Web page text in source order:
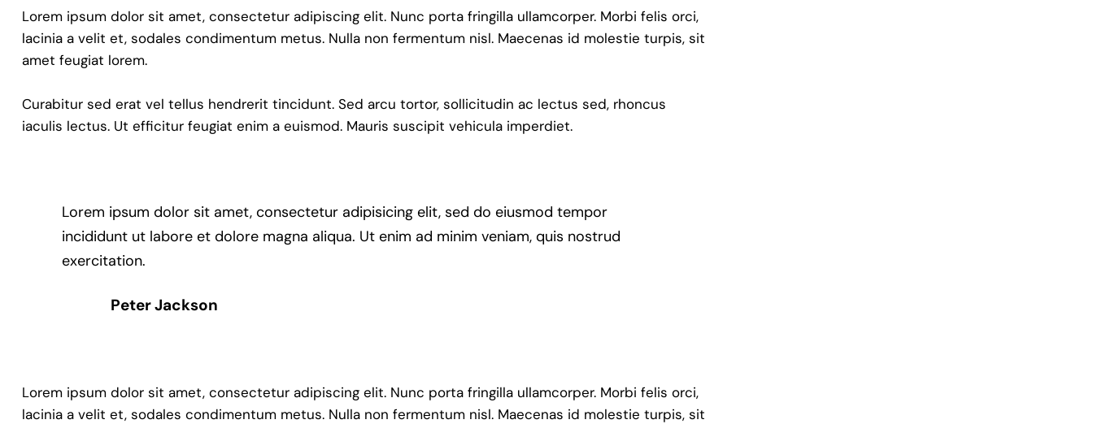
Lorem ipsum dolor sit amet, consectetur adipiscing elit. Nunc porta fringilla ullamcorper. Morbi felis orci,
lacinia a velit et, sodales condimentum metus. Nulla non fermentum nisl. Maecenas id molestie turpis, sit
amet feugiat lorem.
Curabitur sed erat vel tellus hendrerit tincidunt. Sed arcu tortor, sollicitudin ac lectus sed, rhoncus
iaculis lectus. Ut efficitur feugiat enim a euismod. Mauris suscipit vehicula imperdiet.
Lorem ipsum dolor sit amet, consectetur adipisicing elit, sed do eiusmod tempor
incididunt ut labore et dolore magna aliqua. Ut enim ad minim veniam, quis nostrud
exercitation.
Peter Jackson
Lorem ipsum dolor sit amet, consectetur adipiscing elit. Nunc porta fringilla ullamcorper. Morbi felis orci,
lacinia a velit et, sodales condimentum metus. Nulla non fermentum nisl. Maecenas id molestie turpis, sit